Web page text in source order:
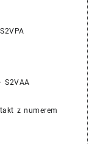
S2VAA
z numerem